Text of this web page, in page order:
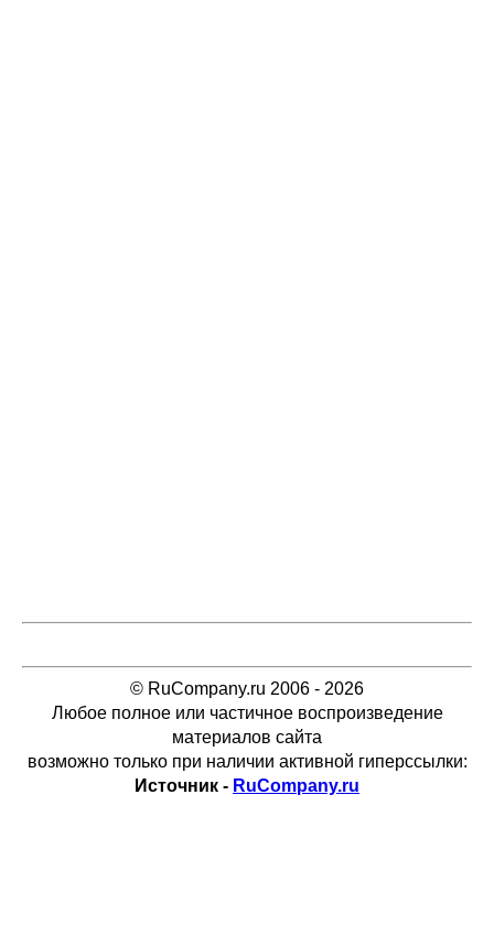
© RuCompany.ru 2006 - 2026
Любое полное или частичное воспроизведение
материалов сайта
возможно только при наличии активной гиперссылки:
Источник - RuCompany.ru